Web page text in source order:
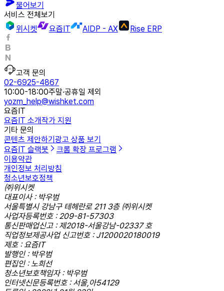
물어보기
서비스 전체보기
위시켓
요즘IT AIDP - AX Rise ERP
고객 문의
02-6925-4867
10:00-18:00주말·공휴일 제외
yozm_help@wishket.com
요즘IT
요즘IT 소개작가 지원
기타 문의
콘텐츠 제안하기 광고 상품 보기
요즘IT 슬랙봇
크롬 확장 프로그램
이용약관
개인정보 처리방침
청소년보호정책
㈜위시켓
대표이사 : 박우범
서울특별시 강남구 테헤란로 211 3층 ㈜위시켓
사업자등록번호 : 209-81-57303
통신판매업신고 : 제2018-서울강남-02337 호
직업정보제공사업 신고번호 : J1200020180019
제호 : 요즘IT
발행인 : 박우범
편집인 : 노희선
청소년보호책임자 : 박우범
인터넷신문등록번호 : 서울,아54129